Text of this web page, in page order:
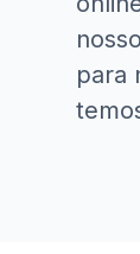
para